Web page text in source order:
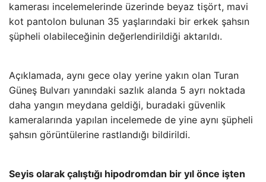
kamerası incelemelerinde üzerinde beyaz tişört, mavi
kot pantolon bulunan 35 yaşlarındaki bir erkek şahsın
şüpheli olabileceğinin değerlendirildiği aktarıldı.
Açıklamada, aynı gece olay yerine yakın olan Turan
Güneş Bulvarı yanındaki sazlık alanda 5 ayrı noktada
daha yangın meydana geldiği, buradaki güvenlik
kameralarında yapılan incelemede de yine aynı şüpheli
şahsın görüntülerine rastlandığı bildirildi.
Seyis olarak çalıştığı hipodromdan bir yıl önce işten